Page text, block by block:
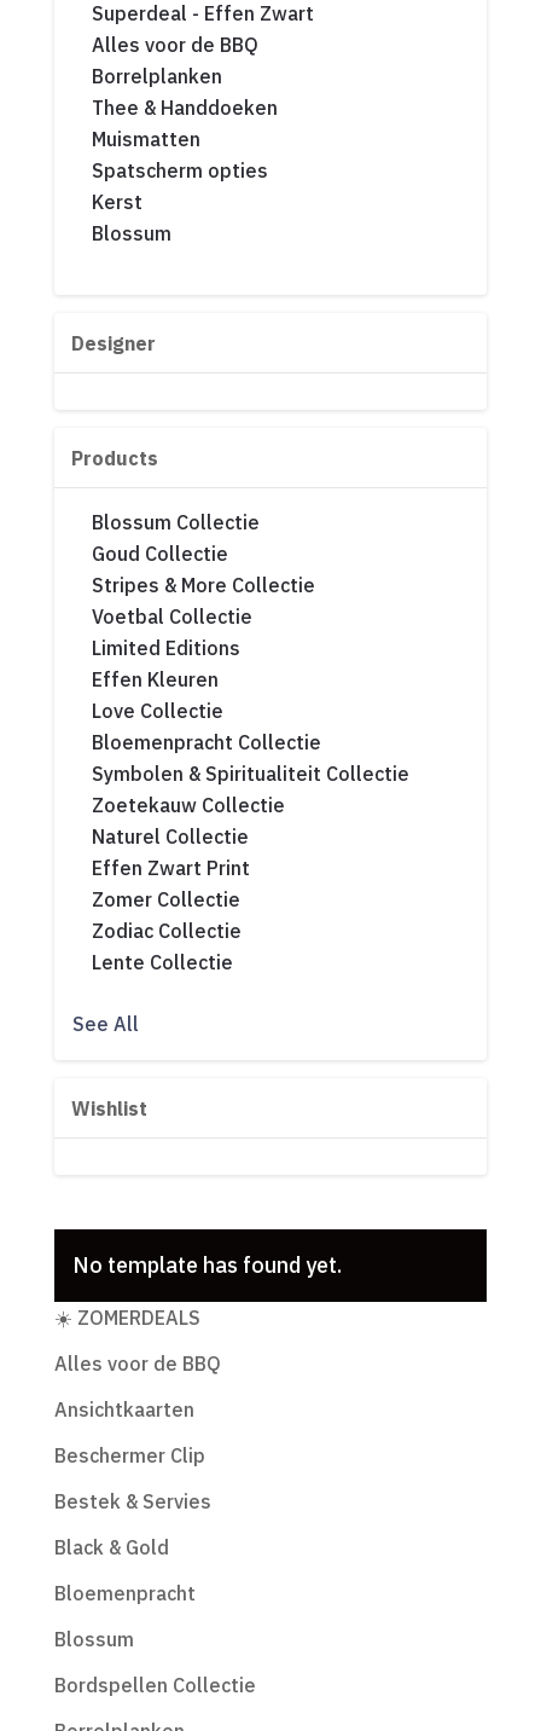
Superdeal - Effen Zwart
Alles voor de BBQ
Borrelplanken
Thee & Handdoeken
Muismatten
Spatscherm opties
Kerst
Blossum
Designer
Products
Blossum Collectie
Goud Collectie
Stripes & More Collectie
Voetbal Collectie
Limited Editions
Effen Kleuren
Love Collectie
Bloemenpracht Collectie
Symbolen & Spiritualiteit Collectie
Zoetekauw Collectie
Naturel Collectie
Effen Zwart Print
Zomer Collectie
Zodiac Collectie
Lente Collectie
See All
Wishlist
No template has found yet.
Productcategorieën
☀️ ZOMERDEALS
Alles voor de BBQ
Ansichtkaarten
Beschermer Clip
Bestek & Servies
Black & Gold
Bloemenpracht
Blossum
Bordspellen Collectie